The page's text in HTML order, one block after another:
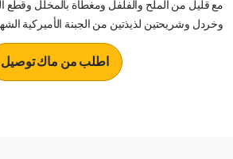
مع قليل من الملح والفلفل ومغطاة بالمخلل وقطع
وخردل وشريحتين لذيذتين من الجبنة الأميركية
اطلب من ماك توصيل